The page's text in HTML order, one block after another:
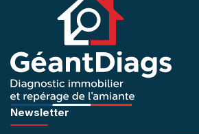
Newsletter